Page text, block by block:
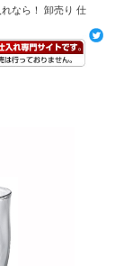
なら！ 卸売り 仕